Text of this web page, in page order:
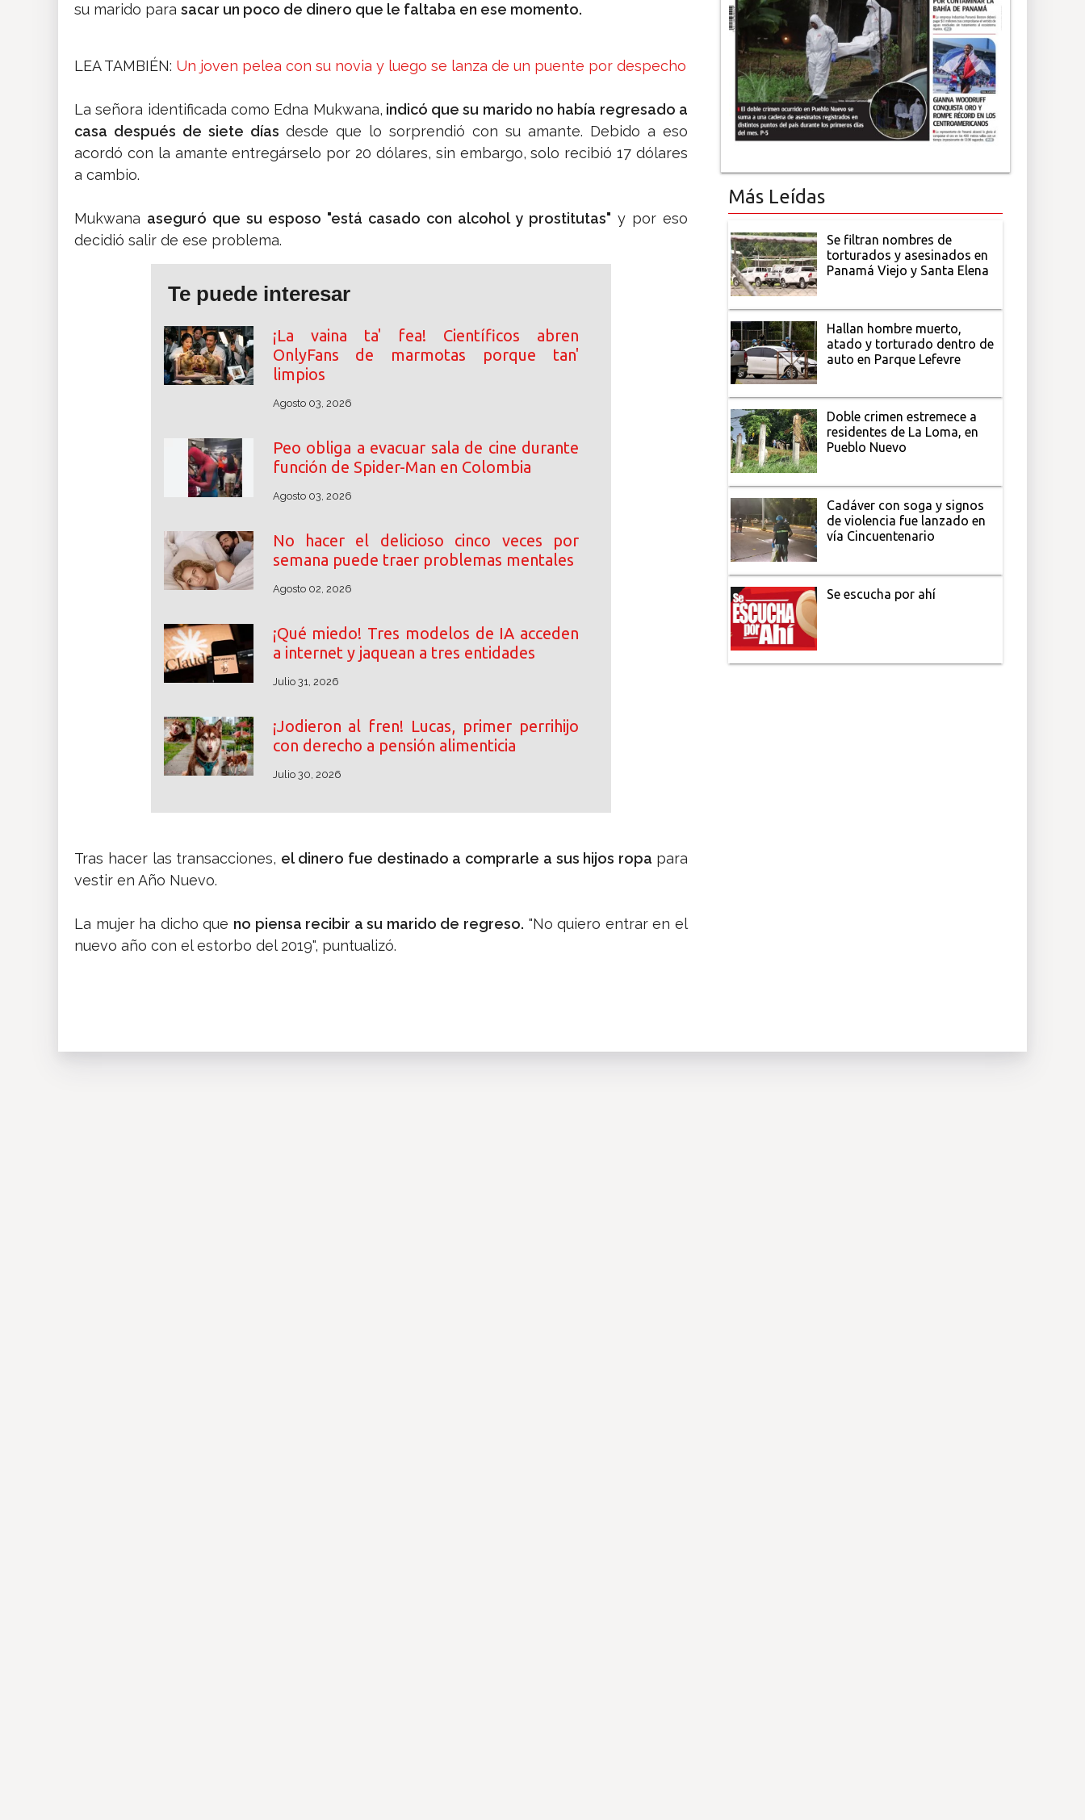
su marido para sacar un poco de dinero que le faltaba en ese momento.
LEA TAMBIÉN: Un joven pelea con su novia y luego se lanza de un puente por despecho
La señora identificada como Edna Mukwana, indicó que su marido no había regresado a
casa después de siete días desde que lo sorprendió con su amante. Debido a eso
acordó con la amante entregárselo por 20 dólares, sin embargo, solo recibió 17 dólares
a cambio.
Mukwana aseguró que su esposo "está casado con alcohol y prostitutas" y por eso
decidió salir de ese problema.
Te puede interesar
¡La vaina ta' fea! Científicos abren
OnlyFans de marmotas porque tan'
limpios
Agosto 03, 2026
Peo obliga a evacuar sala de cine durante
función de Spider-Man en Colombia
Agosto 03, 2026
No hacer el delicioso cinco veces por
semana puede traer problemas mentales
Agosto 02, 2026
¡Qué miedo! Tres modelos de IA acceden
a internet y jaquean a tres entidades
Julio 31, 2026
¡Jodieron al fren! Lucas, primer perrihijo
con derecho a pensión alimenticia
Julio 30, 2026
Tras hacer las transacciones, el dinero fue destinado a comprarle a sus hijos ropa para
vestir en Año Nuevo.
La mujer ha dicho que no piensa recibir a su marido de regreso. "No quiero entrar en el
nuevo año con el estorbo del 2019", puntualizó.
Más Leídas
Se filtran nombres de
torturados y asesinados en
Panamá Viejo y Santa Elena
Hallan hombre muerto,
atado y torturado dentro de
auto en Parque Lefevre
Doble crimen estremece a
residentes de La Loma, en
Pueblo Nuevo
Cadáver con soga y signos
de violencia fue lanzado en
vía Cincuentenario
Se escucha por ahí